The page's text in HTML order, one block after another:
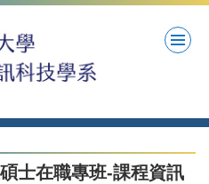
士在職專班-課程資訊